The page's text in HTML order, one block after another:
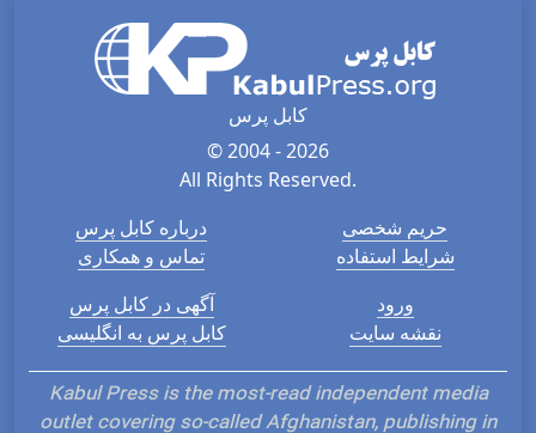
کابل پرس
© 2004 - 2026
All Rights Reserved.
درباره کابل پرس
تماس و همکاری
حریم شخصی
شرایط استفاده
آگهی در کابل پرس
کابل پرس به انگلیسی
ورود
نقشه سایت
Kabul Press is the most-read independent media
outlet covering so-called Afghanistan, publishing in